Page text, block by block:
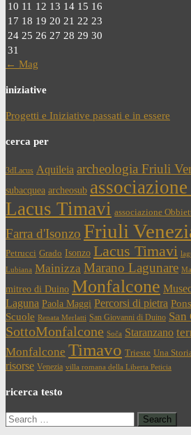
10 11 12 13 14 15 16
17 18 19 20 21 22 23
24 25 26 27 28 29 30
31
← Mag
iniziative
Progetti e Iniziative passati e in essere
cerca per
3dLacus Aquileia archeologia Friuli
subacquea archeosub
Lacus Timavi associazione
Farra d'Isonzo Friuli
Petrucci Grado Isonzo Lacus Timavi
Lubiana Mainizza Marano Lagunare
mitreo di Duino Monfalcone
Laguna Paola Maggi Percorsi di pietra
Scuole Renata Merlatti San Giovanni di Duino
SottoMonfalcone Soča Staranzano
Monfalcone Timavo Trieste Una
risorse Venezia villa romana della Liberta Peticia
ricerca testo
Search
for: